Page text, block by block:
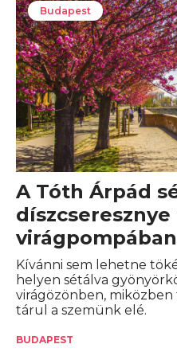
Budapest
A Tóth Árpád
díszcseresznye
Kívánni sem lehetne
helyen sétálva
virágözönben,
tárul a szemünk elé.
BUDAPEST